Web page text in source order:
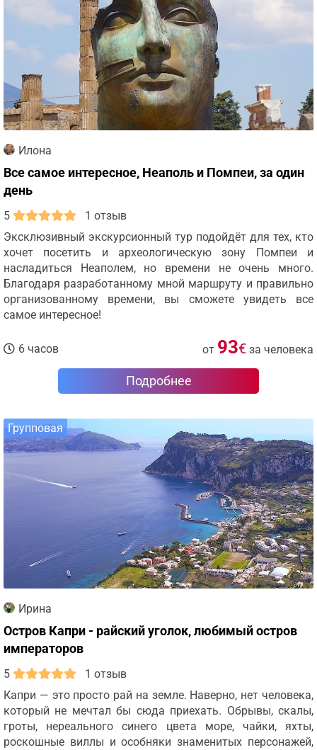
Илона
Все самое интересное, Неаполь и Помпеи, за один
день
5
1 отзыв
Эксклюзивный экскурсионный тур подойдёт для тех, кто
хочет посетить и археологическую зону Помпеи и
насладиться Неаполем, но времени не очень много.
Благодаря разработанному мной маршруту и правильно
организованному времени, вы сможете увидеть все
самое интересное!
6 часов от 93€ за человека
Подробнее
Групповая
Ирина
Остров Капри - райский уголок, любимый остров
императоров
5
1 отзыв
Капри — это просто рай на земле. Наверно, нет человека,
который не мечтал бы сюда приехать. Обрывы, скалы,
гроты, нереального синего цвета море, чайки, яхты,
роскошные виллы и особняки знаменитых персонажей,